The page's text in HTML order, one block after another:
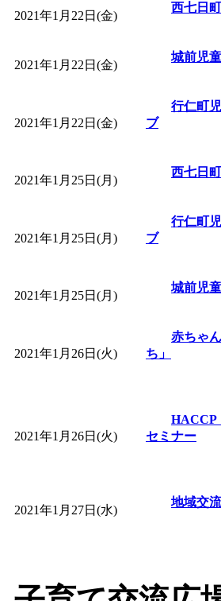
2021年1月22日(金)
西七日
2021年1月22日(金)
城前児
2021年1月22日(金)
行仁町
ブ
2021年1月25日(月)
西七日
2021年1月25日(月)
行仁町
ブ
2021年1月25日(月)
城前児
2021年1月26日(火)
赤ちゃ
ち」
2021年1月26日(火)
HACCP
セミナー
2021年1月27日(水)
地域交